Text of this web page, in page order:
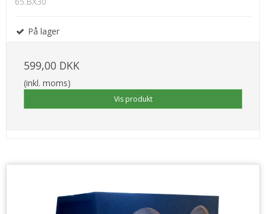
På lager
599,00 DKK
(inkl. moms)
Vis produkt